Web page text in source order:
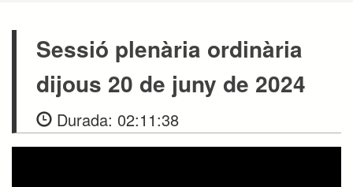
Sessió plenària ordinària
dijous 20 de juny de 2024
Durada: 02:11:38